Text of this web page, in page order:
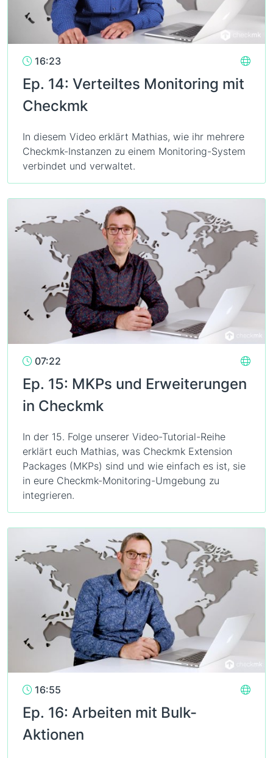
16:23
Ep. 14: Verteiltes Monitoring mit
Checkmk
In diesem Video erklärt Mathias, wie ihr mehrere
Checkmk-Instanzen zu einem Monitoring-System
verbindet und verwaltet.
07:22
Ep. 15: MKPs und Erweiterungen
in Checkmk
In der 15. Folge unserer Video-Tutorial-Reihe
erklärt euch Mathias, was Checkmk Extension
Packages (MKPs) sind und wie einfach es ist, sie
in eure Checkmk-Monitoring-Umgebung zu
integrieren.
16:55
Ep. 16: Arbeiten mit Bulk-
Aktionen